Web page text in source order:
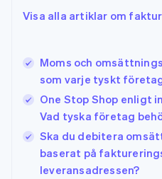
Visa alla artiklar om
Moms och
som varje tyskt
One Stop Shop enligt
Vad tyska företag
Ska du debitera
baserat på
leveransadressen?
English简体中文
Irland
Italien
ItalianoEnglish
Japan
Kanada
EnglishFrançais
Kroatien